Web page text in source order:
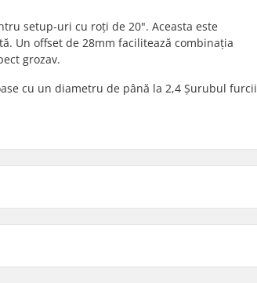
setup-uri cu roți de 20". Aceasta este
Un offset de 28mm facilitează combinația
grozav.
cu un diametru de până la 2,4 Șurubul furcii
Diametru osie:
Filet Furcă: